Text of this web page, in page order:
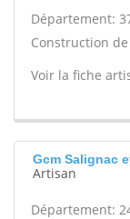
Département:
Construction
Voir la fiche
Gcm Salignac
Artisan
Département: